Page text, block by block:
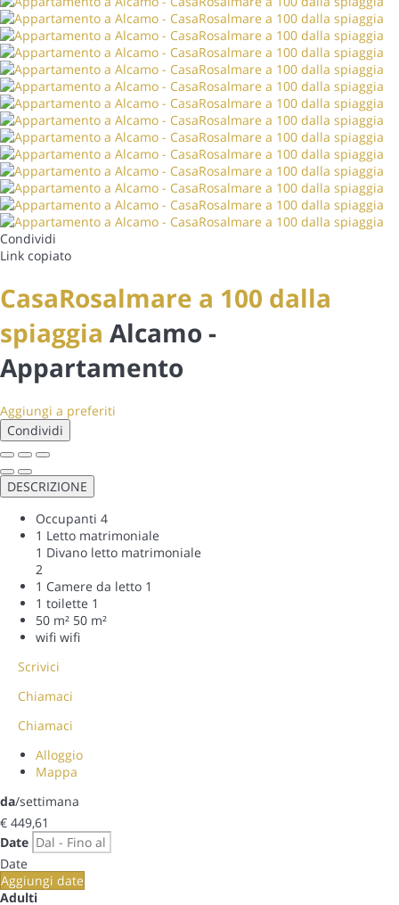
Condividi
Link copiato
CasaRosalmare a 100 dalla
spiaggia Alcamo -
Appartamento
Aggiungi a preferiti
Condividi
DESCRIZIONE
Occupanti 4
1 Letto matrimoniale
1 Divano letto matrimoniale
2
1 Camere da letto 1
1 toilette 1
50 m² 50 m²
wifi wifi
Scrivici
Chiamaci
Chiamaci
Alloggio
Mappa
da/settimana
€ 449,61
Date
Date
Aggiungi date
Adulti